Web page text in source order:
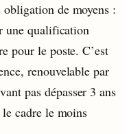
de moyens :
une qualification
pour le poste. C’est
renouvelable par
pas dépasser 3 ans
cadre le moins